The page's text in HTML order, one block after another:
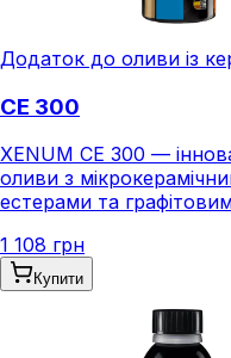
Додаток до оливи із
CE 300
XENUM CE 300 —
оливи з
естерами та
1 108 грн
Купити